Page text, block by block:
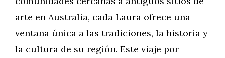
arte en Australia, cada Laura ofrece una
ventana única a las tradiciones, la historia y
la cultura de su región. Este viaje por